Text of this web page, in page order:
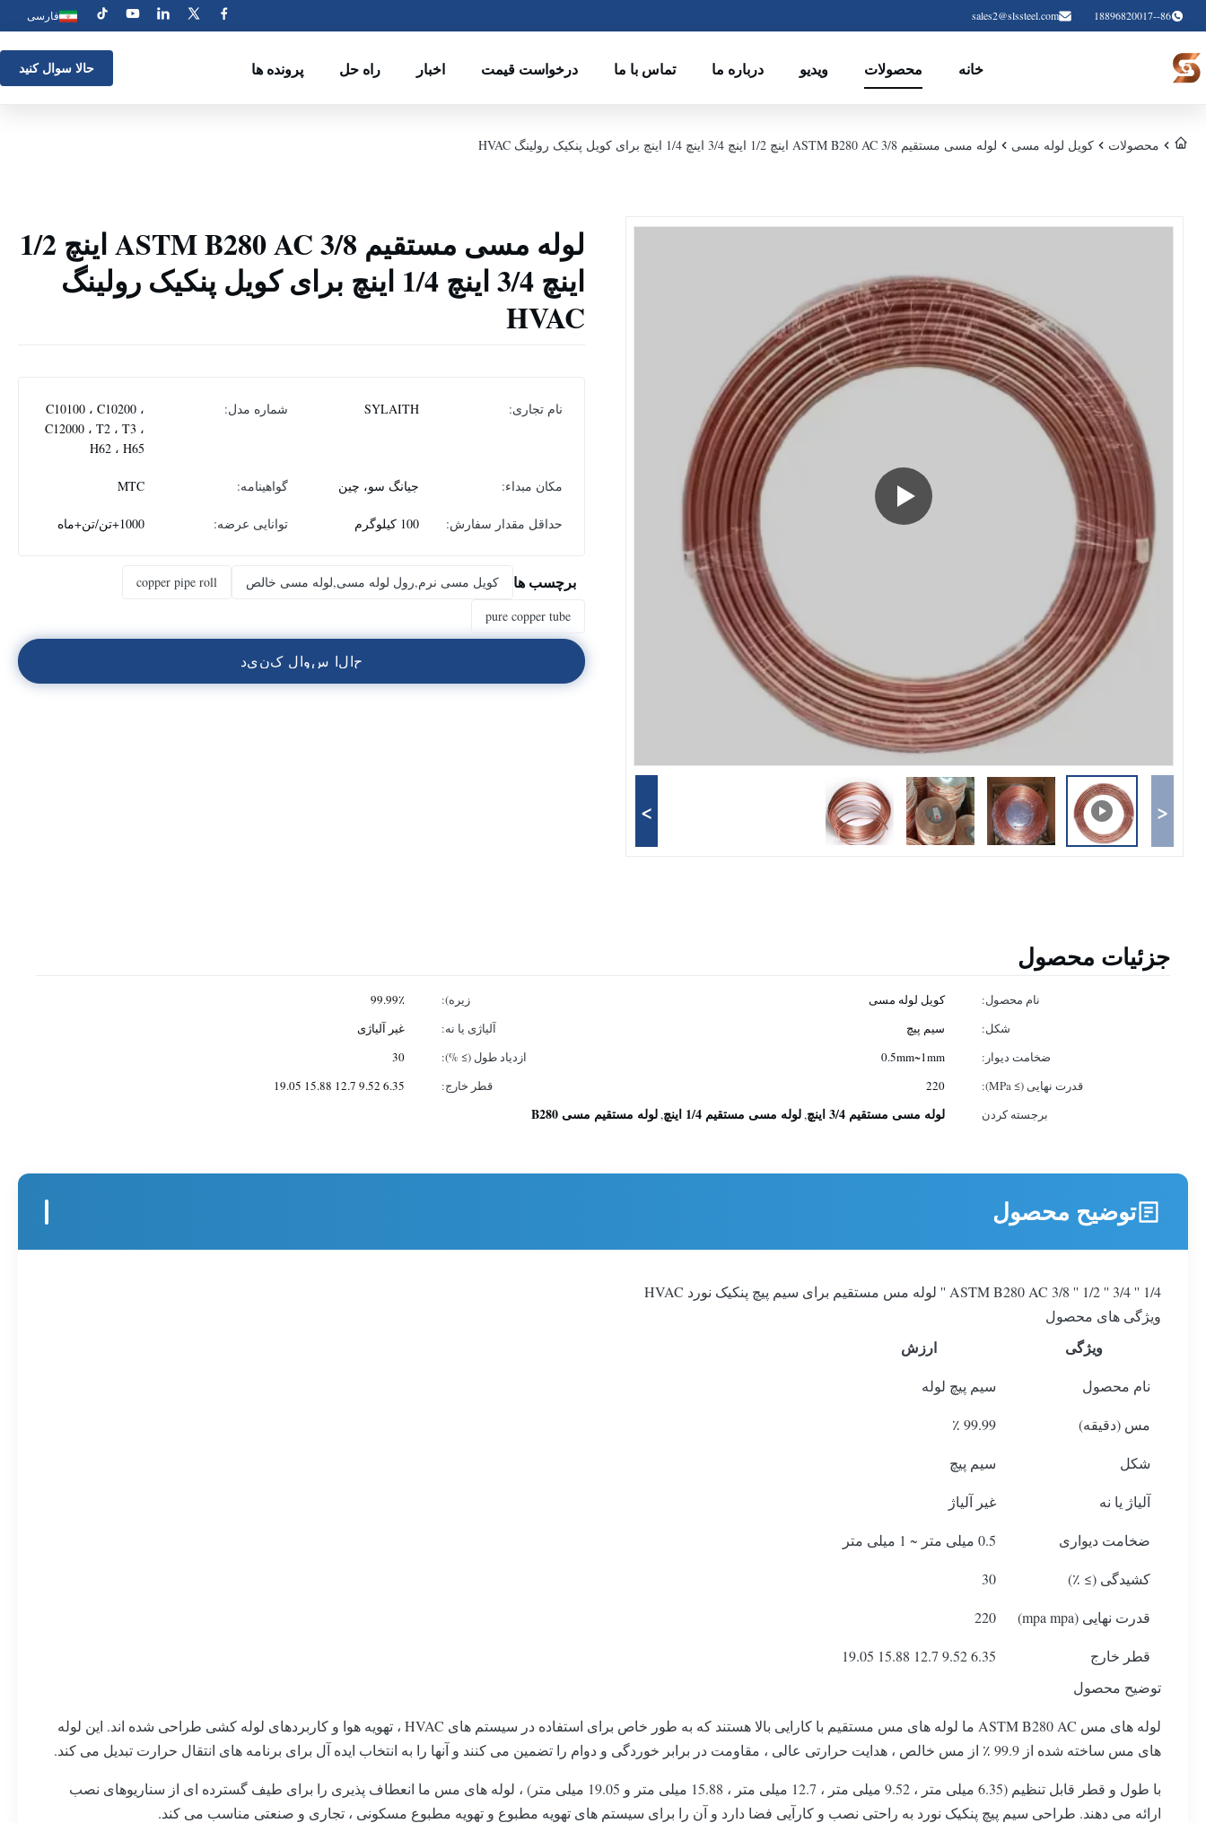
86--18896820017
sales2@slssteel.com فارسی
خانه محصولات ویدیو درباره ما تماس با ما درخواست قیمت اخبار راه حل پرونده ها حالا سوال کنيد
محصولات کویل لوله مسی لوله مسی مستقیم ASTM B280 AC 3/8 اینچ 1/2 اینچ 3/4 اینچ 1/4 اینچ برای کویل پنکیک رولینگ HVAC
<
>
لوله مسی مستقیم ASTM B280 AC 3/8 اینچ 1/2
اینچ 3/4 اینچ 1/4 اینچ برای کویل پنکیک رولینگ
HVAC
نام تجاری: SYLAITH شماره مدل:
C10100 ، C10200 ،
C12000 ، T2 ، T3 ،
H62 ، H65
مکان مبداء: جیانگ سو، چین گواهینامه: MTC
حداقل مقدار سفارش: 100 کیلوگرم توانایی عرضه: 1000+تن/تن+ماه
برچسب ها کویل مسی نرم,رول لوله مسی,لوله مسی خالص
copper pipe roll
pure copper tube
حالا سوال کنيد
جزئیات محصول
نام محصول: کویل لوله مسی زیره):
99.99٪
شکل:
سیم پیچ آلیاژی یا نه:
غیر آلیاژی
ضخامت دیوار:
0.5mm~1mm ازدیاد طول (≥ %):
30
قدرت نهایی (≥ MPa):
220 قطر خارج:
6.35 9.52 12.7 15.88 19.05
برجسته کردن
لوله مسی مستقیم 3/4 اینچ ,لوله مسی مستقیم 1/4 اینچ ,لوله مستقیم مسی B280
توضیح محصول
ASTM B280 AC 3/8 '' 1/2 '' 3/4 '' 1/4 '' لوله مس مستقیم برای سیم پیچ پنکیک نورد HVAC
ویژگی های محصول
ویژگی ارزش
نام محصول سیم پیچ لوله
مس (دقیقه) 99.99 ٪
شکل سیم پیچ
آلیاژ یا نه غیر آلیاژ
ضخامت دیواری 0.5 میلی متر ~ 1 میلی متر
کشیدگی (≥ ٪) 30
قدرت نهایی (mpa mpa) 220
قطر خارج
6.35 9.52 12.7 15.88 19.05
توضیح محصول
لوله های مس ASTM B280 AC ما لوله های مس مستقیم با کارایی بالا هستند که به طور خاص برای استفاده در سیستم های HVAC ، تهویه هوا و کاربردهای لوله کشی طراحی شده اند. این لوله
های مس ساخته شده از 99.9 ٪ از مس خالص ، هدایت حرارتی عالی ، مقاومت در برابر خوردگی و دوام را تضمین می کنند و آنها را به انتخاب ایده آل برای برنامه های انتقال حرارت تبدیل می کند.
با طول و قطر قابل تنظیم (6.35 میلی متر ، 9.52 میلی متر ، 12.7 میلی متر ، 15.88 میلی متر و 19.05 میلی متر) ، لوله های مس ما انعطاف پذیری را برای طیف گسترده ای از سناریوهای نصب
ارائه می دهند. طراحی سیم پیچ پنکیک نورد به راحتی نصب و کارآیی فضا دارد و آن را برای سیستم های تهویه مطبوع و تهویه مطبوع مسکونی ، تجاری و صنعتی مناسب می کند.